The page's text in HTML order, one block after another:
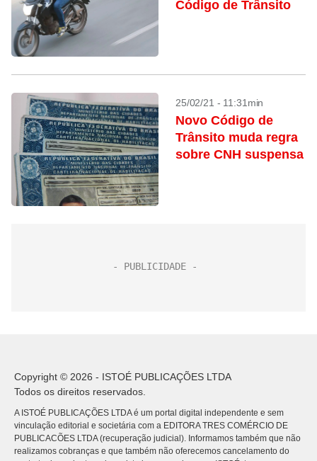
Código de Trânsito
25/02/21 - 11:31min
Novo Código de
Trânsito muda regra
sobre CNH suspensa
Copyright © 2026 - ISTOÉ PUBLICAÇÕES LTDA
Todos os direitos reservados.
A ISTOÉ PUBLICAÇÕES LTDA é um portal digital independente e sem
vinculação editorial e societária com a EDITORA TRES COMÉRCIO DE
PUBLICACÕES LTDA (recuperação judicial). Informamos também que não
realizamos cobranças e que também não oferecemos cancelamento do